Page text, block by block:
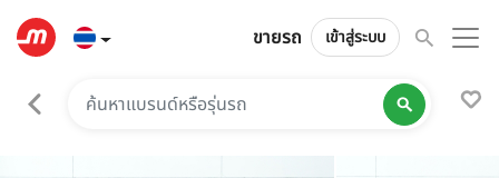
ขายรถ เข้าสู่ระบบ